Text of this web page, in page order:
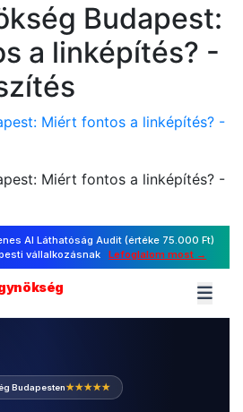
Budapest:
a linképítés? -
Miért fontos a linképítés? -
Miért fontos a linképítés? -